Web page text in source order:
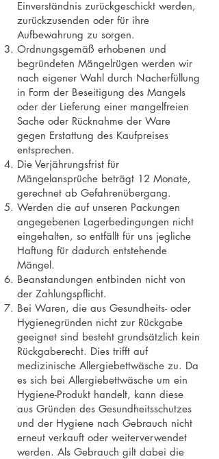
Einverständnis zurückgeschickt werden,
zurückzusenden oder für ihre
Aufbewahrung zu sorgen.
Ordnungsgemäß erhobenen und
begründeten Mängelrügen werden wir
nach eigener Wahl durch Nacherfüllung
in Form der Beseitigung des Mangels
oder der Lieferung einer mangelfreien
Sache oder Rücknahme der Ware
gegen Erstattung des Kaufpreises
entsprechen.
Die Verjährungsfrist für
Mängelansprüche beträgt 12 Monate,
gerechnet ab Gefahrenübergang.
Werden die auf unseren Packungen
angegebenen Lagerbedingungen nicht
eingehalten, so entfällt für uns jegliche
Haftung für dadurch entstehende
Mängel.
Beanstandungen entbinden nicht von
der Zahlungspflicht.
Bei Waren, die aus Gesundheits- oder
Hygienegründen nicht zur Rückgabe
geeignet sind besteht grundsätzlich kein
Rückgaberecht. Dies trifft auf
medizinische Allergiebettwäsche zu. Da
es sich bei Allergiebettwäsche um ein
Hygiene-Produkt handelt, kann diese
aus Gründen des Gesundheitsschutzes
und der Hygiene nach Gebrauch nicht
erneut verkauft oder weiterverwendet
werden. Als Gebrauch gilt dabei die